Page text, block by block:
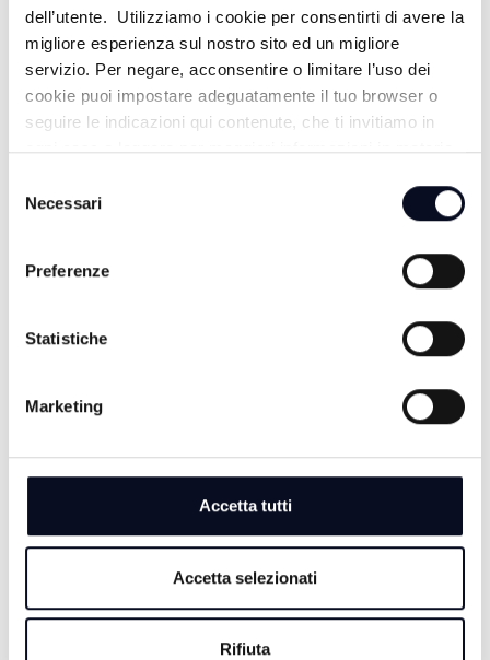
dell’utente. Utilizziamo i cookie per consentirti di avere la
migliore esperienza sul nostro sito ed un migliore
servizio. Per negare, acconsentire o limitare l’uso dei
cookie puoi impostare adeguatamente il tuo browser o
seguire le indicazioni qui contenute, che ti invitiamo in
ogni caso a leggere per maggiori informazioni in materia
delNecessari
Preferenze
Statistiche
Marketing
Accetta tutti
Accetta selezionati
Rifiuta
FISCHIO FINALE - 05/04/2026
FISCHIO FINALE - 29/03/2026
4 MESI FA
FISCHIO FINALE - 15/03/2026